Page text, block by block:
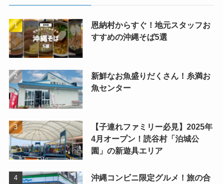
恩納村からすぐ！地元スタッフお
すすめの沖縄そば5選
新鮮なお魚盛りだくさん！糸満お
魚センター
【子連れファミリー必見】2025年
4月オープン！読谷村「泊城公
園」の新遊具エリア
沖縄コンビニ限定グルメ！旅の合